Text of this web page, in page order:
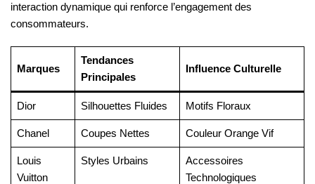
interaction dynamique qui renforce l’engagement des
consommateurs.
Marques
Tendances
Principales
Influence Culturelle
Dior Silhouettes Fluides Motifs Floraux
Chanel Coupes Nettes Couleur Orange Vif
Louis
Vuitton
Styles Urbains
Accessoires
Technologiques